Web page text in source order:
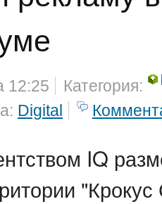
12:25
Категория:
Digital
IQ
"Крокус